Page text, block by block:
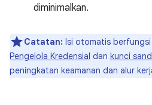
diminimalkan.
Catatan: Isi otomatis
Pengelola Kredensial dan kunci
peningkatan keamanan dan alur